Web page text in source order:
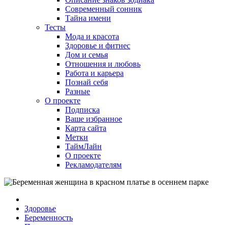
Современный сонник
Тайна имени
Тесты
Мода и красота
Здоровье и фитнес
Дом и семья
Отношения и любовь
Работа и карьера
Познай себя
Разные
О проекте
Подписка
Ваше избранное
Карта сайта
Метки
ТаймЛайн
О проекте
Рекламодателям
Здоровье
Беременность